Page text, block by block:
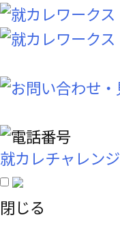
就カレチャレンジ
閉じる